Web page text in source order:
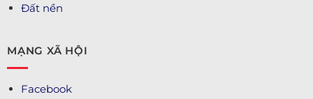
Đất nền
MẠNG XÃ HỘI
Facebook